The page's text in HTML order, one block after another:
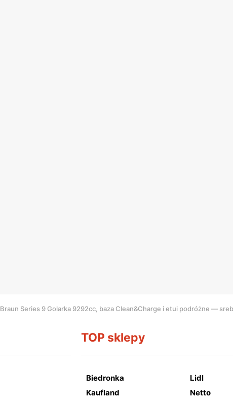
Braun Series 9 Golarka 9292cc, baza Clean&Charge i etui podróżne —
TOP sklepy
Biedronka Lidl
Kaufland
Netto